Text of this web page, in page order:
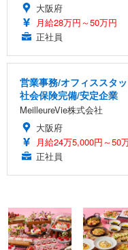
大阪府
月給28万円～50万円
正社員
営業事務/オフィススタ
社会保険完備/安定企業
MeilleureVie株式会社
大阪府
月給24万5,000円～50
正社員